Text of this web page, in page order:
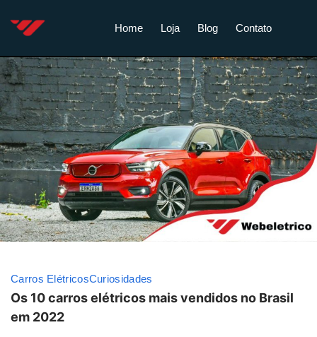
Home Loja Blog Contato
Carros ElétricosCuriosidades
Os 10 carros elétricos mais vendidos no Brasil
em 2022